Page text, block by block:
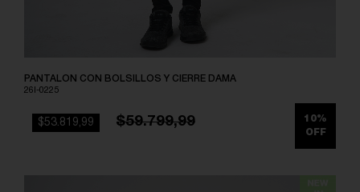
PANTALON CON BOLSILLOS Y CIERRE DAMA
26I-0225
$53.819,99 $59.799,99
10%
OFF